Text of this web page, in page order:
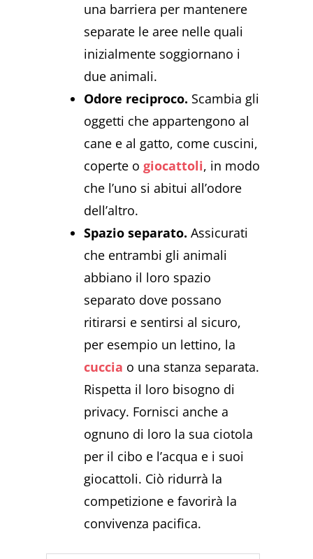
una barriera per mantenere
separate le aree nelle quali
inizialmente soggiornano i
due animali.
Odore reciproco. Scambia gli
oggetti che appartengono al
cane e al gatto, come cuscini,
coperte ogiocattoli, in modo
che l’uno si abitui all’odore
dell’altro.
Spazio separato. Assicurati
che entrambi gli animali
abbiano il loro spazio
separato dove possano
ritirarsi e sentirsi al sicuro,
per esempio un lettino, la
cuccia o una stanza separata.
Rispetta il loro bisogno di
privacy. Fornisci anche a
ognuno di loro la sua ciotola
per il cibo e l’acqua e i suoi
giocattoli. Ciò ridurrà la
competizione e favorirà la
convivenza pacifica.